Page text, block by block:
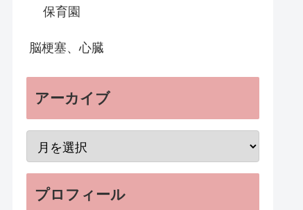
保育園
脳梗塞、心臓
アーカイブ
プロフィール